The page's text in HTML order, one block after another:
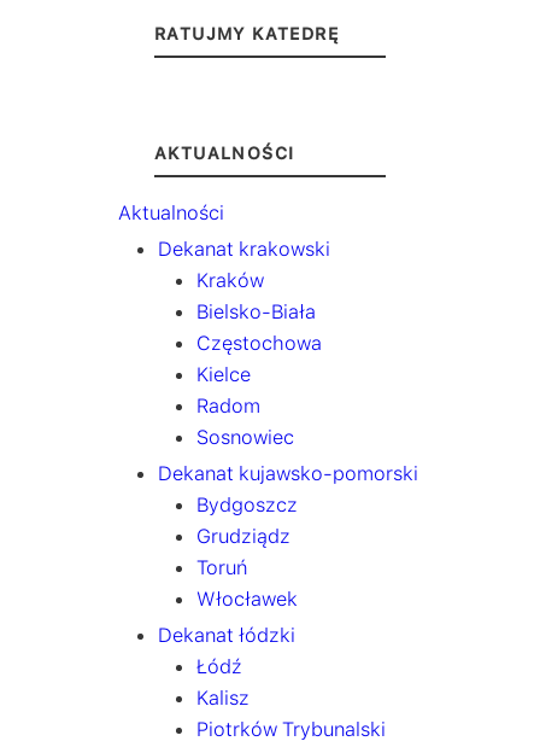
RATUJMY KATEDRĘ
AKTUALNOŚCI
Aktualności
Dekanat krakowski
Kraków
Bielsko-Biała
Częstochowa
Kielce
Radom
Sosnowiec
Dekanat kujawsko-pomorski
Bydgoszcz
Grudziądz
Toruń
Włocławek
Dekanat łódzki
Łódź
Kalisz
Piotrków Trybunalski